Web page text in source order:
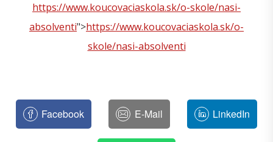
https://www.koucovaciaskola.sk/o-skole/nasi-
absolventi">https://www.koucovaciaskola.sk/o-
skole/nasi-absolventi
Facebook E-Mail LinkedIn